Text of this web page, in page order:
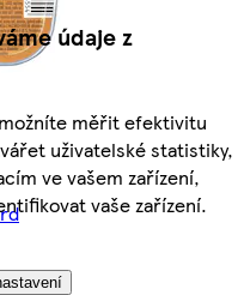
údaje z
měřit efektivitu
uživatelské statistiky,
ve vašem zařízení,
vaše zařízení.